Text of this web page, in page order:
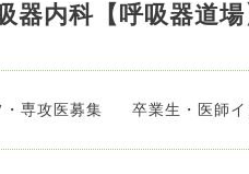
内科【呼吸器道場
・専攻医募集 卒業生・医師